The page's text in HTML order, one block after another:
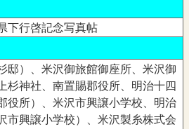
下行啓記念写真帖
邸）、米沢御旅館御座所、米沢御
杉神社、南置賜郡役所、明治十四
役所）、米沢市興譲小学校、明治
市興譲小学校）、米沢製糸株式会